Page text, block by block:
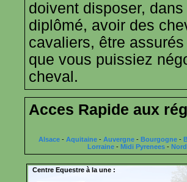
doivent disposer,
diplômé, avoir des
cavaliers, être
que vous puissiez
cheval.
Acces Rapide aux
Alsace - Aquitaine - Auvergne - Bourgogne -
Lorraine- Midi Pyrenees-
Centre Equestre à la une :